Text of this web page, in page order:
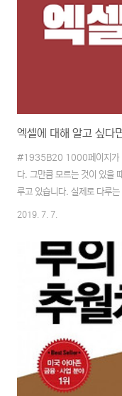
엑셀에 대해 알고 싶다
#1935B20 1000페이지가
다. 그만큼 모르는 것이 있을
루고 있습니다. 실제로 다루
고 있어 초심자에게 좋은 길
요? 다른 비슷한 종류의 책
쁘지 않았을 것 같은데 이 두
싶어선 아닌가 싶네요. 바이
외우기도 쉬울 것 같고 이래
디어라는 출판사를 몰라도 책
2019. 7. 7.